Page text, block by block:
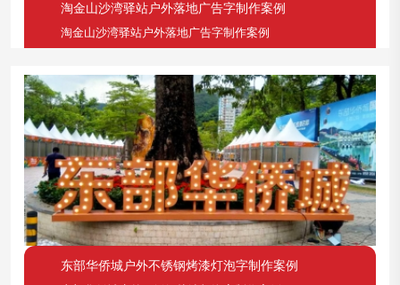
淘金山沙湾驿站户外落地广告字制作案例
淘金山沙湾驿站户外落地广告字制作案例
东部华侨城户外不锈钢烤漆灯泡字制作案例